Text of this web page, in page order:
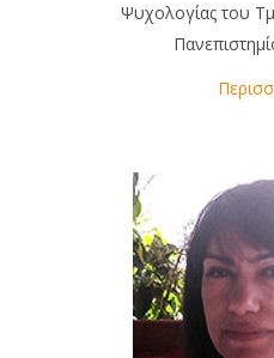
Ψυχολογίας του